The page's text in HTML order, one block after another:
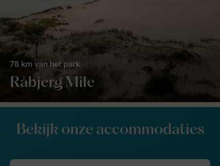
Råbjerg Mile
78 km van het park
Bekijk onze accommodaties